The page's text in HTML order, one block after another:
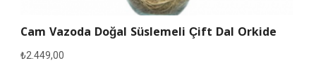
Cam Vazoda Doğal Süslemeli Çift Dal Orkide
₺2.449,00